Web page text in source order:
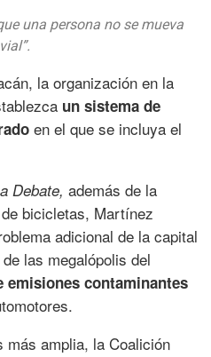
una persona no se mueva
.
la organización en la
un sistema de
en el que se incluya el
Debate, además de la
bicicletas, Martínez
adicional de la capital
las megalópolis del
emisiones contaminantes
más amplia, la Coalición